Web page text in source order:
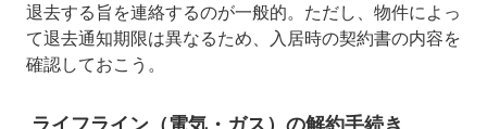
退去する旨を連絡するのが一般的。ただし、物件によっ
て退去通知期限は異なるため、入居時の契約書の内容を
確認しておこう。
ライフライン（電気・ガス）の解約手続き